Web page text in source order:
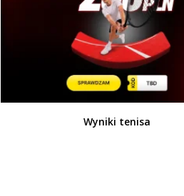
Wyniki tenisa